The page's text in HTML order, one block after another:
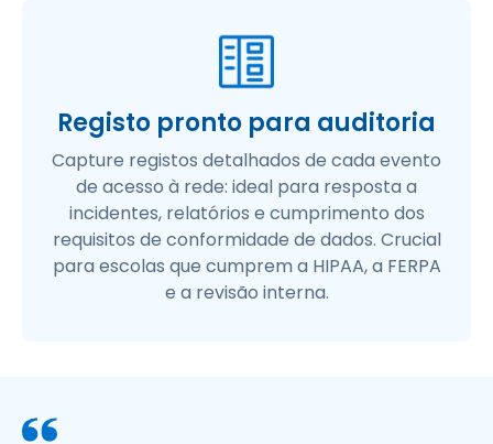
Registo pronto para auditoria
Capture registos detalhados de cada evento
de acesso à rede: ideal para resposta a
incidentes, relatórios e cumprimento dos
requisitos de conformidade de dados. Crucial
para escolas que cumprem a HIPAA, a FERPA
e a revisão interna.